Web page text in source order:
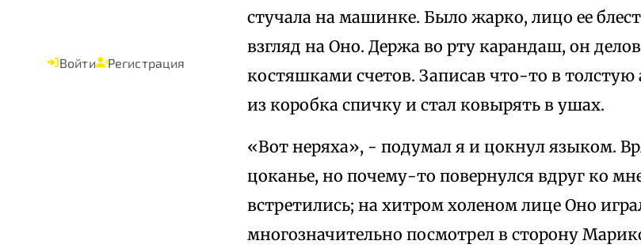
Войти Регистрация
стучала на машинке. Было жарко, лицо ее
взгляд на Оно. Держа во рту карандаш, он
костяшками счетов. Записав что-то в
из коробка спичку и стал ковырять в ушах.
«Вот неряха», - подумал я и цокнул языком.
цоканье, но почему-то повернулся вдруг ко
встретились; на хитром холеном лице Оно
многозначительно посмотрел в сторону